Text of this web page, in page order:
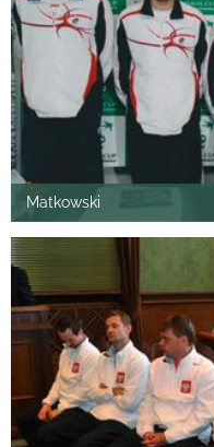
Matkowski